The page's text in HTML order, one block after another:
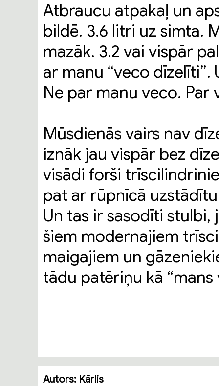
Atbraucu atpakaļ un
bildē. 3.6 litri uz simta.
mazāk. 3.2 vai vispār
ar manu “veco dīzelīti”.
Ne par manu veco. Par
Mūsdienās vairs nav
iznāk jau vispār bez
visādi forši
pat ar rūpnīcā
Un tas ir sasodīti
šiem modernajiem
maigajiem un
tādu patēriņu kā “mans
Autors: Kārlis